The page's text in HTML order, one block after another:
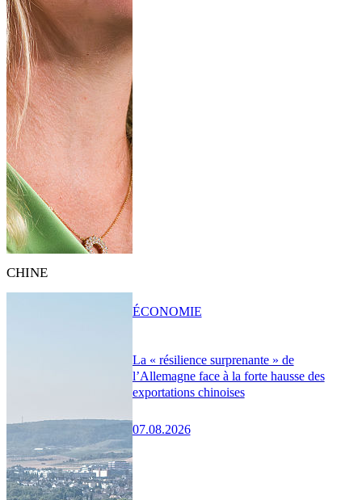
CHINE
La « résilience surprenante » de
l’Allemagne face à la forte hausse des
exportations chinoises
07.08.2026
ÉCONOMIE